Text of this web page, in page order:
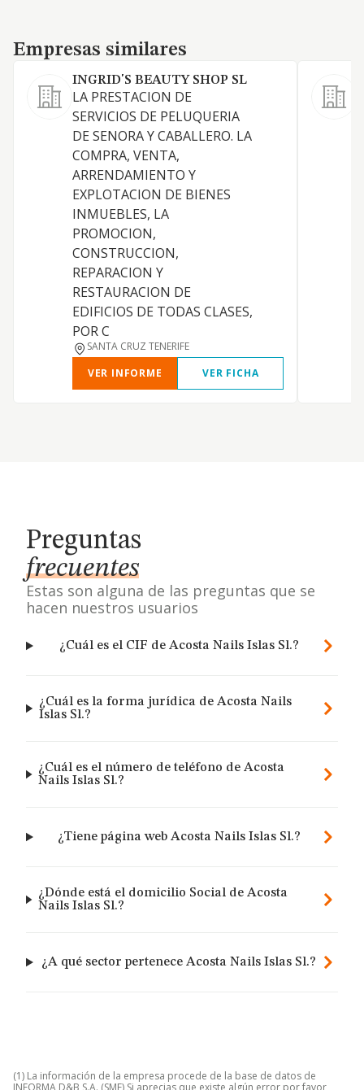
Empresas similares
Empresas similares
INGRID'S BEAUTY SHOP SL
LA PRESTACION DE
SERVICIOS DE PELUQUERIA
DE SENORA Y CABALLERO. LA
COMPRA, VENTA,
ARRENDAMIENTO Y
EXPLOTACION DE BIENES
INMUEBLES, LA
PROMOCION,
CONSTRUCCION,
REPARACION Y
RESTAURACION DE
EDIFICIOS DE TODAS CLASES,
POR C
SANTA CRUZ TENERIFE
VER INFORME
VER FICHA
Preguntas
frecuentes
Estas son alguna de las preguntas que se
hacen nuestros usuarios
¿Cuál es el CIF de Acosta Nails Islas Sl.?
¿Cuál es la forma jurídica de Acosta Nails
Islas Sl.?
¿Cuál es el número de teléfono de Acosta
Nails Islas Sl.?
¿Tiene página web Acosta Nails Islas Sl.?
¿Dónde está el domicilio Social de Acosta
Nails Islas Sl.?
¿A qué sector pertenece Acosta Nails Islas Sl.?
(1) La información de la empresa procede de la base de datos de
INFORMA D&B S.A. (SME) Si aprecias que existe algún error por favor